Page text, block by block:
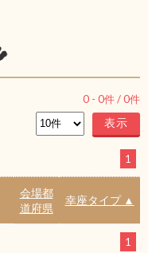
0 - 0件 /0件
1
会場都
道府県
幸座タイプ ▲
1